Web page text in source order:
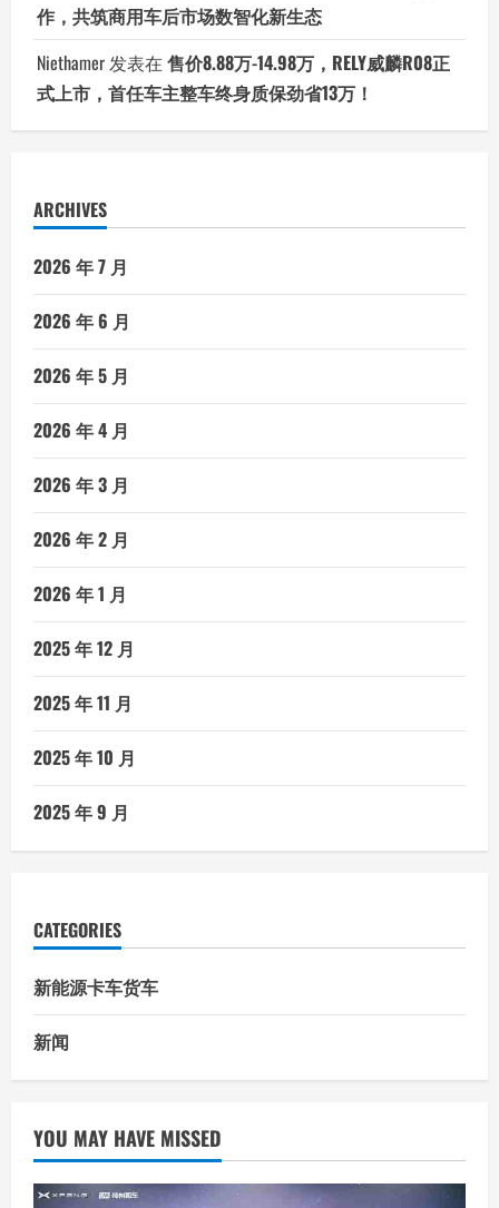
作，共筑商用车后市场数智化新生态
Niethamer 发表在 售价8.88万-14.98万，RELY威麟R08正
式上市，首任车主整车终身质保劲省13万！
ARCHIVES
2026 年 7 月
2026 年 6 月
2026 年 5 月
2026 年 4 月
2026 年 3 月
2026 年 2 月
2026 年 1 月
2025 年 12 月
2025 年 11 月
2025 年 10 月
2025 年 9 月
CATEGORIES
新能源卡车货车
新闻
YOU MAY HAVE MISSED